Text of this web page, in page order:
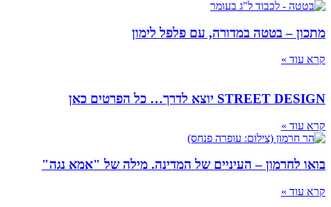
מתכון – בטטה במדורה, עם פלפל לימון
קרא עוד »
STREET DESIGN יוצא לדרך… כל הפרטים כאן
קרא עוד »
בואו לחרמון – העיניים של המדינה. מילה של "אמא נגה"
קרא עוד »